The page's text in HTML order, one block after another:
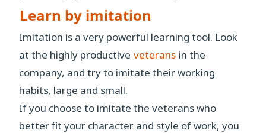
Learn by imitation
Imitation is a very powerful learning tool. Look
at the highly productive veterans in the
company, and try to imitate their working
habits, large and small.
If you choose to imitate the veterans who
better fit your character and style of work, you